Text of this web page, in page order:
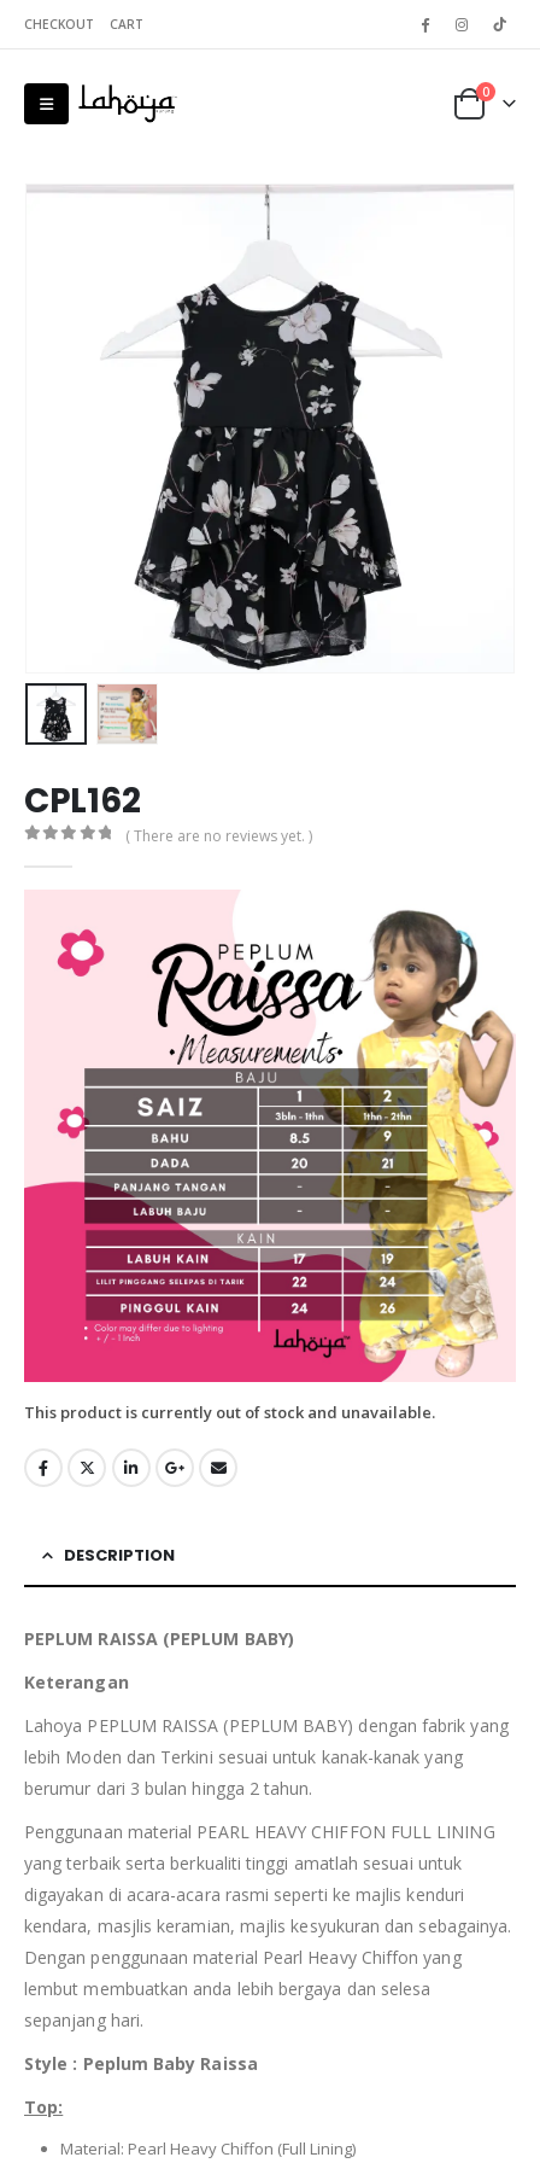
CHECKOUT CART
0
CPL162
( There are no reviews yet. )
This product is currently out of stock and unavailable.
DESCRIPTION
PEPLUM RAISSA (PEPLUM BABY)
Keterangan
Lahoya PEPLUM RAISSA (PEPLUM BABY) dengan fabrik yang
lebih Moden dan Terkini sesuai untuk kanak-kanak yang
berumur dari 3 bulan hingga 2 tahun.
Penggunaan material PEARL HEAVY CHIFFON FULL LINING
yang terbaik serta berkualiti tinggi amatlah sesuai untuk
digayakan di acara-acara rasmi seperti ke majlis kenduri
kendara, masjlis keramian, majlis kesyukuran dan sebagainya.
Dengan penggunaan material Pearl Heavy Chiffon yang
lembut membuatkan anda lebih bergaya dan selesa
sepanjang hari.
Style : Peplum Baby Raissa
Top:
Material: Pearl Heavy Chiffon (Full Lining)